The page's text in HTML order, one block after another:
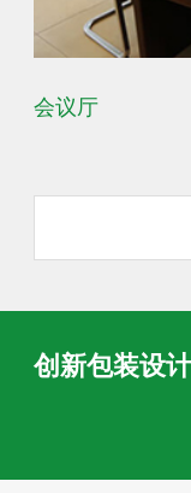
会议厅
创新包装设